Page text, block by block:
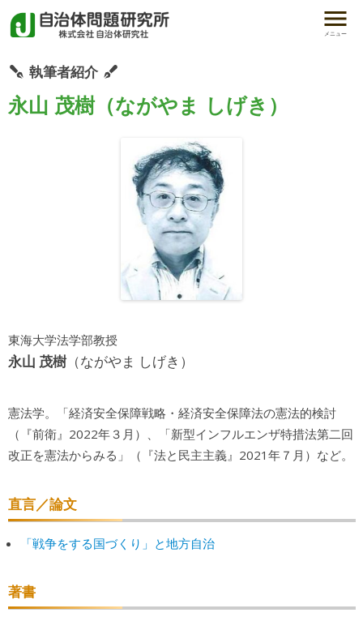
メニュー
執筆者紹介
永山 茂樹（ながやま しげき）
東海大学法学部教授
永山 茂樹（ながやま しげき）
憲法学。「経済安全保障戦略・経済安全保障法の憲法的検討
（『前衛』2022年３月）、「新型インフルエンザ特措法第二回
改正を憲法からみる」（『法と民主主義』2021年７月）など。
直言／論文
「戦争をする国づくり」と地方自治
著書